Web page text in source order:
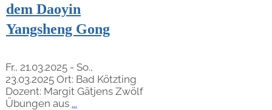
dem Daoyin
Yangsheng Gong
Fr., 21.03.2025 - So.,
23.03.2025 Ort: Bad Kötzting
Dozent: Margit Gätjens Zwölf
Übungen aus ...